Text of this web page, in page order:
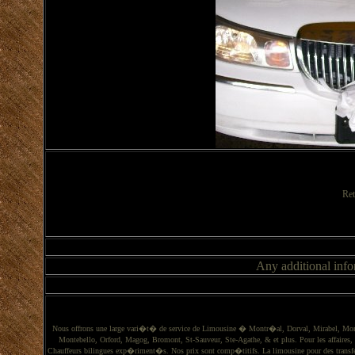
Any additional
Nous offrons une large vari�t� de service de Limousine � Montr�al, Dorval, Mirabel,
Montebello, Orford, Magog, Bromont, St-Sauveur, Ste-Agathe, & et plus. Pour les
Chauffeurs bilingues exp�riment�s. Nos prix sont comp�titifs. La limousine pour des